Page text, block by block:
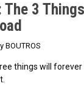
The 3
BOUTROS
things will